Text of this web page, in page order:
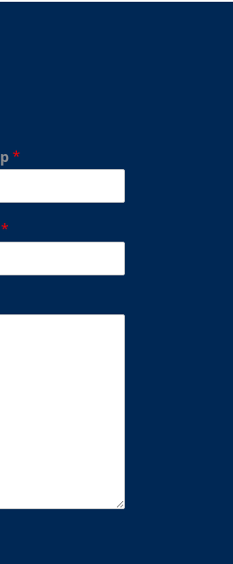
*
*